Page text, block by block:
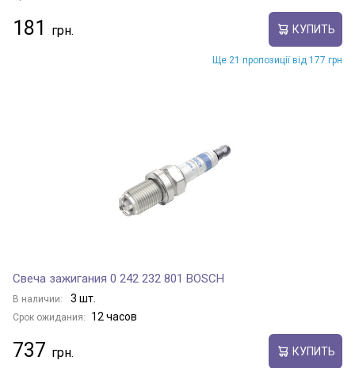
181 КУПИТЬ
Ще 21 пропозиції від 177 грн
Свеча зажигания 0 242 232 801 BOSCH
В наличии: 3 шт.
Срок ожидания: 12 часов
737 КУПИТЬ